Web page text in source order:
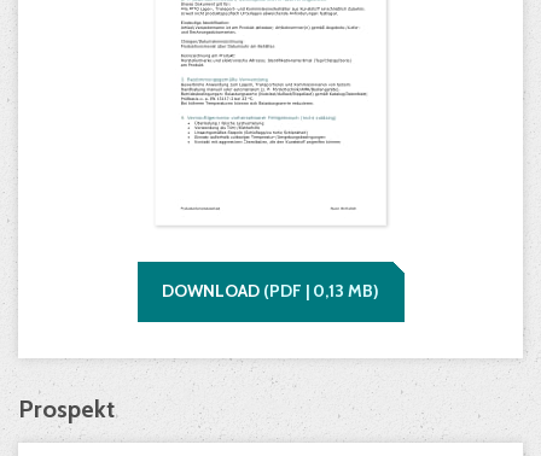
DOWNLOAD (PDF | 0,13 MB)
Prospekt